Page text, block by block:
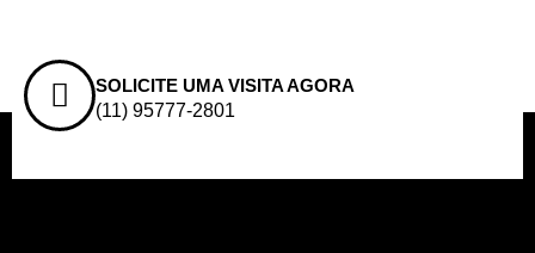
SOLICITE UMA VISITA AGORA
(11) 95777-2801